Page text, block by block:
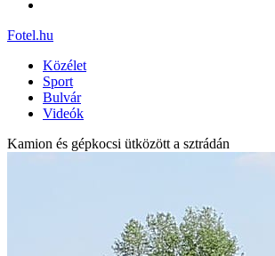
Fotel.hu
Közélet
Sport
Bulvár
Videók
Kamion és gépkocsi ütközött a sztrádán